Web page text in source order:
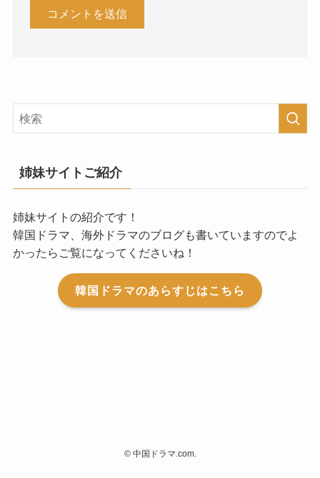
姉妹サイトご紹介
姉妹サイトの紹介です！
韓国ドラマ、海外ドラマのブログも書いていますのでよ
かったらご覧になってくださいね！
韓国ドラマのあらすじはこちら
©中国ドラマ.com.